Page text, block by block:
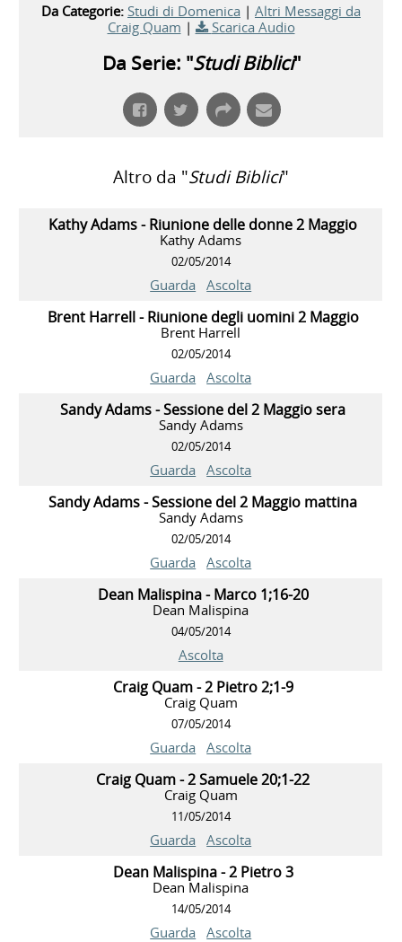
Da Categorie: Studi di Domenica | Altri Messaggi da
Craig Quam | Scarica Audio
Da Serie: "Studi Biblici"
Altro da "Studi Biblici"
Kathy Adams - Riunione delle donne 2 Maggio
Kathy Adams
02/05/2014
Guarda Ascolta
Brent Harrell - Riunione degli uomini 2 Maggio
Brent Harrell
02/05/2014
Guarda Ascolta
Sandy Adams - Sessione del 2 Maggio sera
Sandy Adams
02/05/2014
Guarda Ascolta
Sandy Adams - Sessione del 2 Maggio mattina
Sandy Adams
02/05/2014
Guarda Ascolta
Dean Malispina - Marco 1;16-20
Dean Malispina
04/05/2014
Ascolta
Craig Quam - 2 Pietro 2;1-9
Craig Quam
07/05/2014
Guarda Ascolta
Craig Quam - 2 Samuele 20;1-22
Craig Quam
11/05/2014
Guarda Ascolta
Dean Malispina - 2 Pietro 3
Dean Malispina
14/05/2014
Guarda Ascolta